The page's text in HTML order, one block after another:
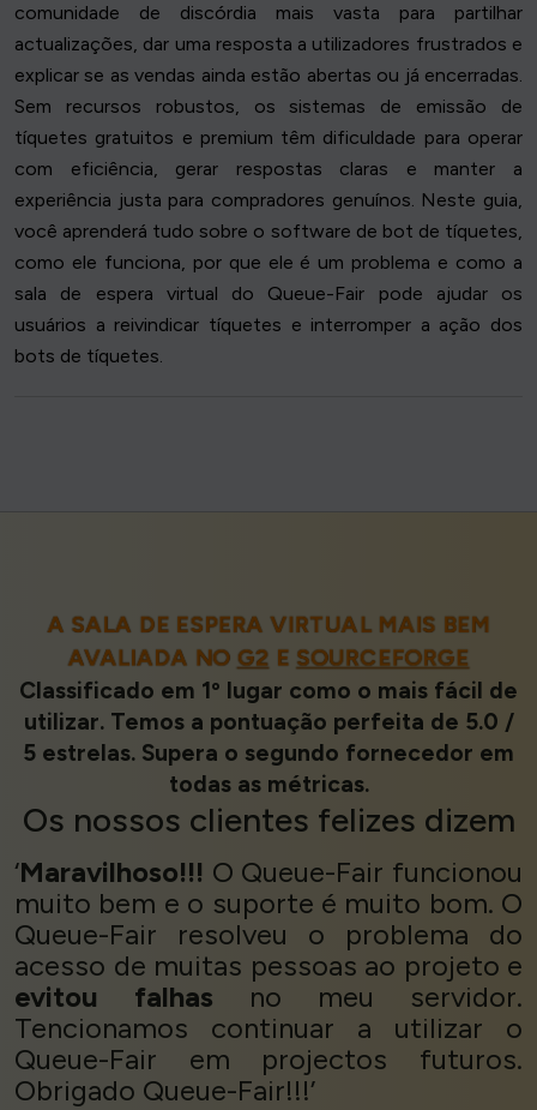
comunidade de discórdia mais vasta para partilhar
actualizações, dar uma resposta a utilizadores frustrados e
explicar se as vendas ainda estão abertas ou já encerradas.
Sem recursos robustos, os sistemas de emissão de
tíquetes gratuitos e premium têm dificuldade para operar
com eficiência, gerar respostas claras e manter a
experiência justa para compradores genuínos. Neste guia,
você aprenderá tudo sobre o software de bot de tíquetes,
como ele funciona, por que ele é um problema e como a
sala de espera virtual do Queue-Fair pode ajudar os
usuários a reivindicar tíquetes e interromper a ação dos
bots de tíquetes.
A SALA DE ESPERA VIRTUAL MAIS BEM
AVALIADA NO G2 E SOURCEFORGE
Classificado em 1º lugar como o mais fácil de
utilizar. Temos a pontuação perfeita de 5.0 /
5 estrelas. Supera o segundo fornecedor em
todas as métricas.
Os nossos clientes felizes dizem
‘Maravilhoso!!! O Queue-Fair funcionou
muito bem e o suporte é muito bom. O
Queue-Fair resolveu o problema do
acesso de muitas pessoas ao projeto e
evitou falhas no meu servidor.
Tencionamos continuar a utilizar o
Queue-Fair em projectos futuros.
Obrigado Queue-Fair!!!’